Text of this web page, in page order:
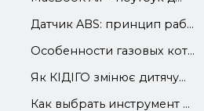
Датчик ABS: принцип раб...
Особенности газовых кот...
Як КІДІГО змінює дитячу...
Как выбрать инструмент ...